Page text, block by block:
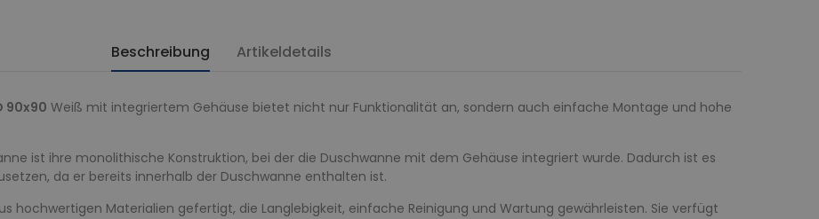
Beschreibung Artikeldetails
90x90 Weiß mit integriertem Gehäuse bietet nicht nur Funktionalität an, sondern auch einfache Montage und hohe
ist ihre monolithische Konstruktion, bei der die Duschwanne mit dem Gehäuse integriert wurde. Dadurch ist es
da er bereits innerhalb der Duschwanne enthalten ist.
hochwertigen Materialien gefertigt, die Langlebigkeit, einfache Reinigung und Wartung gewährleisten. Sie verfügt